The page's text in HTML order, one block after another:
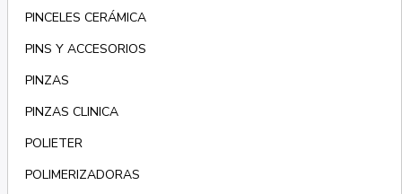
PINCELES CERÁMICA
PINS Y ACCESORIOS
PINZAS
PINZAS CLINICA
POLIETER
POLIMERIZADORAS